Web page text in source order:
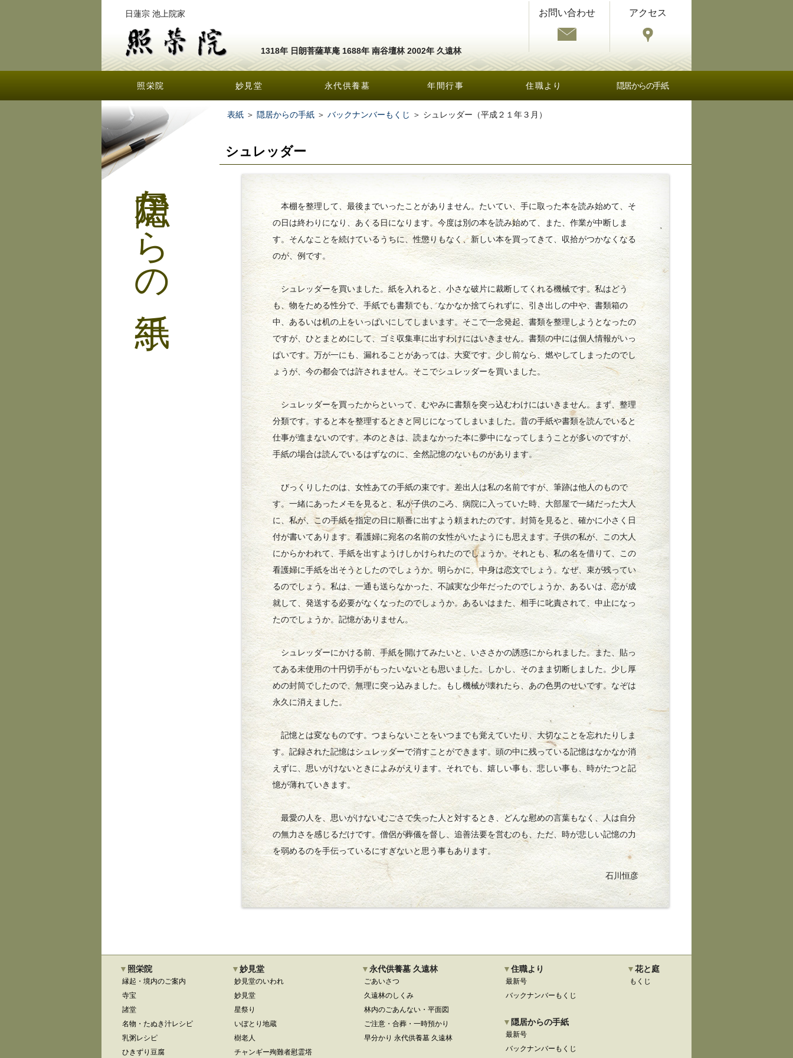
日蓮宗 池上院家
1318年 日朗菩薩草庵 1688年 南谷壇林 2002年 久遠林
お問い合わせ アクセス
照栄院 妙見堂 永代供養墓 年間行事 住職より 隠居からの手紙
隠居からの手紙
表紙＞ 隠居からの手紙＞ バックナンバーもくじ ＞ シュレッダー（平成２１年３月）
シュレッダー
本棚を整理して、最後までいったことがありません。たいてい、手に取った本を読み始めて、そ
の日は終わりになり、あくる日になります。今度は別の本を読み始めて、また、作業が中断しま
す。そんなことを続けているうちに、性懲りもなく、新しい本を買ってきて、収拾がつかなくなる
のが、例です。
シュレッダーを買いました。紙を入れると、小さな破片に裁断してくれる機械です。私はどう
も、物をためる性分で、手紙でも書類でも、なかなか捨てられずに、引き出しの中や、書類箱の
中、あるいは机の上をいっぱいにしてしまいます。そこで一念発起、書類を整理しようとなったの
ですが、ひとまとめにして、ゴミ収集車に出すわけにはいきません。書類の中には個人情報がいっ
ぱいです。万が一にも、漏れることがあっては、大変です。少し前なら、燃やしてしまったのでし
ょうが、今の都会では許されません。そこでシュレッダーを買いました。
シュレッダーを買ったからといって、むやみに書類を突っ込むわけにはいきません。まず、整理
分類です。すると本を整理するときと同じになってしまいました。昔の手紙や書類を読んでいると
仕事が進まないのです。本のときは、読まなかった本に夢中になってしまうことが多いのですが、
手紙の場合は読んでいるはずなのに、全然記憶のないものがあります。
びっくりしたのは、女性あての手紙の束です。差出人は私の名前ですが、筆跡は他人のもので
す。一緒にあったメモを見ると、私が子供のころ、病院に入っていた時、大部屋で一緒だった大人
に、私が、この手紙を指定の日に順番に出すよう頼まれたのです。封筒を見ると、確かに小さく日
付が書いてあります。看護婦に宛名の名前の女性がいたようにも思えます。子供の私が、この大人
にからかわれて、手紙を出すようけしかけられたのでしょうか。それとも、私の名を借りて、この
看護婦に手紙を出そうとしたのでしょうか。明らかに、中身は恋文でしょう。なぜ、束が残ってい
るのでしょう。私は、一通も送らなかった、不誠実な少年だったのでしょうか、あるいは、恋が成
就して、発送する必要がなくなったのでしょうか。あるいはまた、相手に叱責されて、中止になっ
たのでしょうか。記憶がありません。
シュレッダーにかける前、手紙を開けてみたいと、いささかの誘惑にかられました。また、貼っ
てある未使用の十円切手がもったいないとも思いました。しかし、そのまま切断しました。少し厚
めの封筒でしたので、無理に突っ込みました。もし機械が壊れたら、あの色男のせいです。なぞは
永久に消えました。
記憶とは変なものです。つまらないことをいつまでも覚えていたり、大切なことを忘れたりしま
す。記録された記憶はシュレッダーで消すことができます。頭の中に残っている記憶はなかなか消
えずに、思いがけないときによみがえります。それでも、嬉しい事も、悲しい事も、時がたつと記
憶が薄れていきます。
最愛の人を、思いがけないむごさで失った人と対するとき、どんな慰めの言葉もなく、人は自分
の無力さを感じるだけです。僧侶が葬儀を督し、追善法要を営むのも、ただ、時が悲しい記憶の力
を弱めるのを手伝っているにすぎないと思う事もあります。
石川恒彦
照栄院
縁起・境内のご案内
寺宝
諸堂
名物・たぬき汁レシピ
乳粥レシピ
ひきずり豆腐
妙見堂
妙見堂のいわれ
妙見堂
星祭り
いぼとり地蔵
樹老人
チャンギー殉難者慰霊塔
永代供養墓 久遠林
ごあいさつ
久遠林のしくみ
林内のごあんない・平面図
ご注意・合葬・一時預かり
早分かり 永代供養墓 久遠林
住職より
最新号
バックナンバーもくじ
隠居からの手紙
最新号
バックナンバーもくじ
花と庭
もくじ